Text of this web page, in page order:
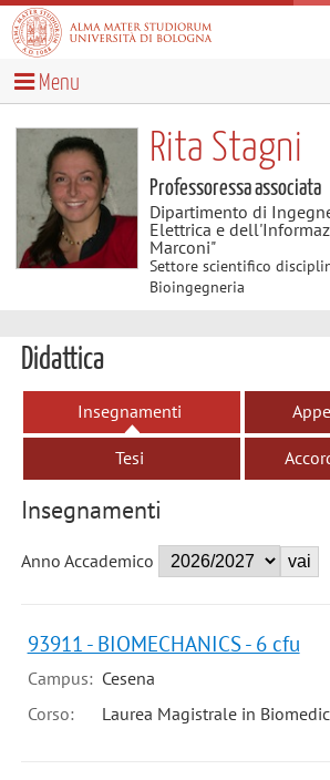
Menu
Rita Stagni
Professoressa associata
Dipartimento di
Elettrica e
Marconi"
Settore scientifico
Bioingegneria
Didattica
Insegnamenti
Tesi
Insegnamenti
Anno Accademico
93911 - BIOMECHANICS - 6 cfu
Campus: Cesena
Corso:
Laurea Magistrale in